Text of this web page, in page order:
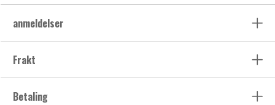
anmeldelser
Frakt
Betaling